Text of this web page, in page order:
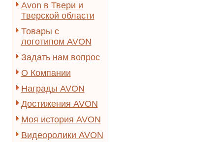
Avon в Твери и
Тверской области
Товары с
логотипом AVON
Задать нам вопрос
О Компании
Награды AVON
Достижения AVON
Моя история AVON
Видеоролики AVON